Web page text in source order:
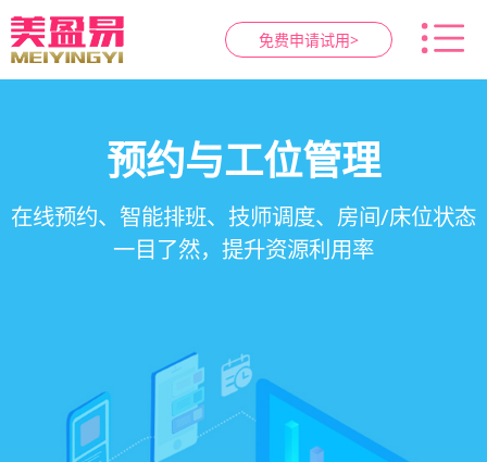
免费申请试用>
智慧养生馆管理系统
一站式解决养生馆预约、服务、会员、财务、营
销全流程数字化管理
会员营销&锁客
会员积分、套餐定制、精准营销、客户关怀，提
升复购率与客单价
预约与工位管理
在线预约、智能排班、技师调度、房间/床位状态
一目了然，提升资源利用率
健康档案与效果追踪
客户体质记录、服务方案执行、效果对比，数据
化展示服务价值